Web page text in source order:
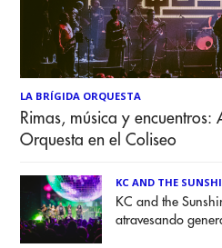
LA BRÍGIDA ORQUESTA
Rimas, música y encuentros:
Orquesta en el Coliseo
KC AND THE
KC and the
atravesando